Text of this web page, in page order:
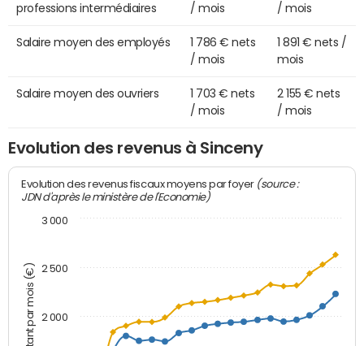
professions intermédiaires
/ mois
/ mois
Salaire moyen des employés
1 786 € nets
/ mois
1 891 € nets /
mois
Salaire moyen des ouvriers
1 703 € nets
/ mois
2 155 € nets
/ mois
Evolution des revenus à Sinceny
Montant par mois (€)
Evolution des revenus fiscaux moyens par foyer (source :
JDN d'après le ministère de l'Economie)
2 000
2 500
3 000